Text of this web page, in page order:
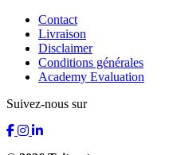
Contact
Livraison
Disclaimer
Conditions générales
Academy Evaluation
Suivez-nous sur